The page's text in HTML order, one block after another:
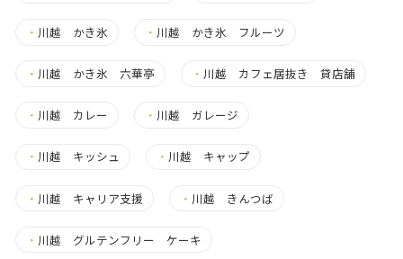
・ 川越 かき氷 ・ 川越 かき氷 フルーツ
・ 川越 かき氷 六華亭 ・ 川越 カフェ居抜き 貸店舗
・ 川越 カレー ・ 川越 ガレージ
・ 川越 キッシュ ・ 川越 キャップ
・ 川越 キャリア支援 ・ 川越 きんつば
・ 川越 グルテンフリー ケーキ